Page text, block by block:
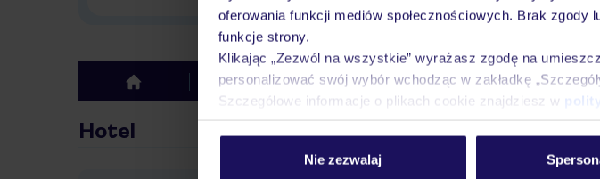
oferowania funkcji mediów społecznościowych. Brak zgody
funkcje strony.
Klikając „Zezwól na wszystkie” wyrażasz zgodę na
personalizować swój wybór wchodząc w zakładkę
Szczegółowe informacje o plikach cookie znajdziesz w
Nie zezwalaj
top Hotel Opinie Pokoje
Hotel